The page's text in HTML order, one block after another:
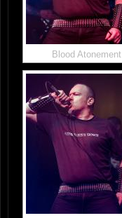
Blood Atonement